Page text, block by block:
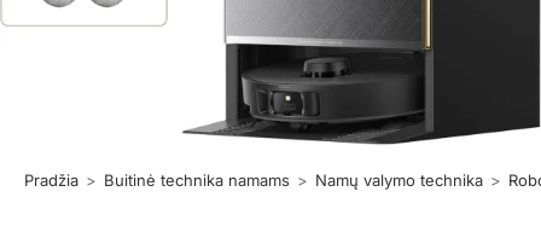
Pradžia > Buitinė technika namams > Namų valymo technika >